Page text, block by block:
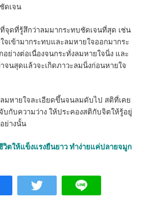
ดเจน
จุดที่รู้สึกว่าลมมากระทบชัดเจนที่สุด เช่น
จเข้ามากระทบและลมหายใจออกมากระ
ย่างต่อเนื่องจนกระทั่งลมหายใจนิ่ง และ
าจนสุดแล้วจะเกิดภาวะลมนิ่งก่อนหายใจ
มหายใจละเอียดขึ้นจนลมดับไป สติที่เคย
กับความว่าง ให้ประคองสติกับจิตให้รู้อยู่
ย่างนั้น
ตให้แข็งแรงยืนยาว ทำง่ายแค่ปลายจมูก